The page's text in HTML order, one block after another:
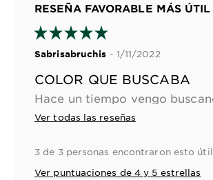
RESEÑA FAVORABLE MÁS ÚTIL
Sabrisabruchis - 1/11/2022
COLOR QUE BUSCABA
Ver todas las reseñas
3 de 3 personas encontraron esto útil
Ver puntuaciones de 4 y 5 estrellas